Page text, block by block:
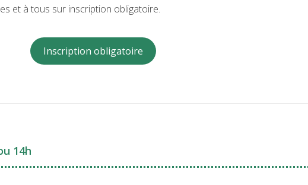
et à tous sur inscription obligatoire.
Inscription obligatoire
14h